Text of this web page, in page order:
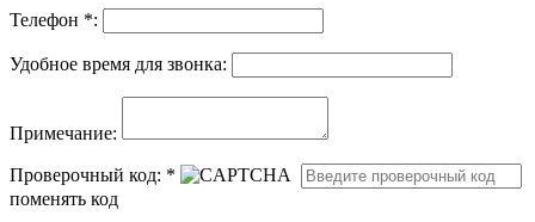
Телефон *:
Удобное время для звонка:
Примечание:
Проверочный код: *
поменять код